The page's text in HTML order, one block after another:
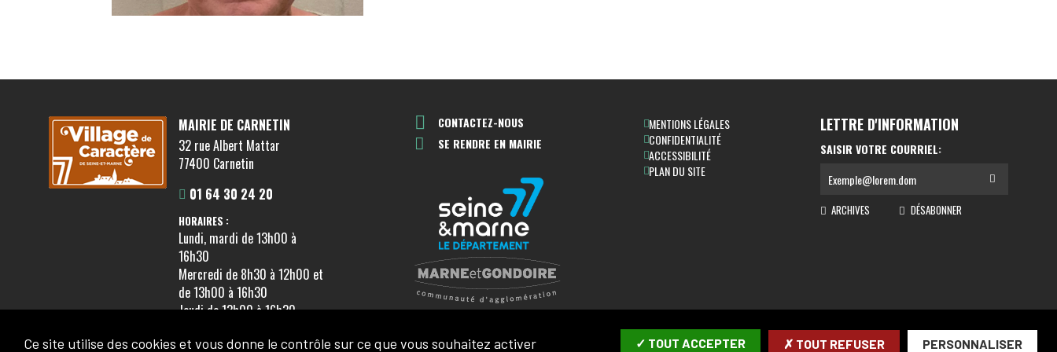
MAIRIE DE CARNETIN
32 rue Albert Mattar
77400 Carnetin
01 64 30 24 20
HORAIRES :
Lundi, mardi de 13h00 à
16h30
Mercredi de 8h30 à 12h00 et
de 13h00 à 16h30
Jeudi de 13h00 à 16h30
(hors congés scolaires)
CONTACTEZ-NOUS
SE RENDRE EN MAIRIE
MENTIONS LÉGALES
CONFIDENTIALITÉ
ACCESSIBILITÉ
PLAN DU SITE
LETTRE D'INFORMATION
SAISIR VOTRE COURRIEL:
ARCHIVES DÉSABONNER
Ce site utilise des cookies et vous donne le contrôle sur ce que vous souhaitez activer ✓ TOUT ACCEPTER ✗ TOUT REFUSER PERSONNALISER